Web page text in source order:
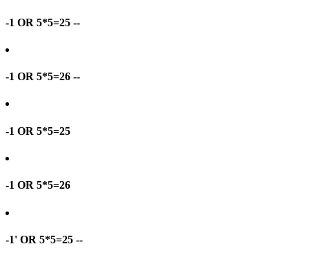
-1 OR 5*5=25 --
-1 OR 5*5=26 --
-1 OR 5*5=25
-1 OR 5*5=26
-1' OR 5*5=25 --